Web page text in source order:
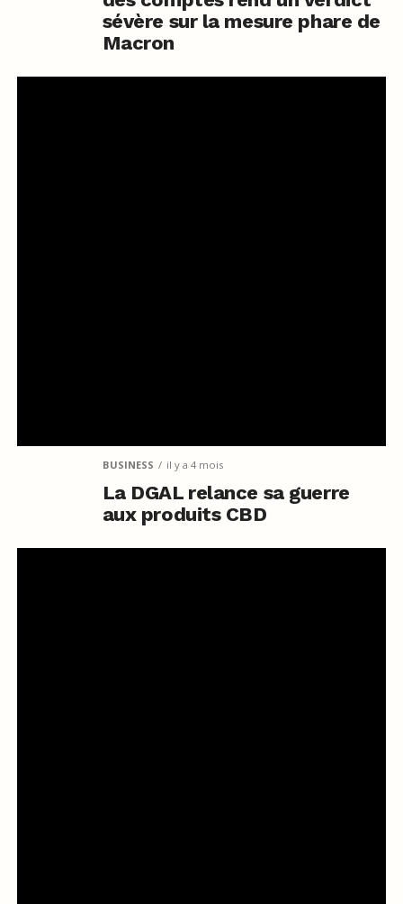
sévère sur la mesure phare de
Macron
BUSINESS il y a 4 mois
La DGAL relance sa guerre
aux produits CBD